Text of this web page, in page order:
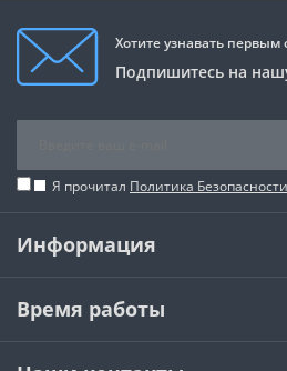
Хотите узнавать первым
Подпишитесь на
Я прочитал Политика Безопасности
Информация
Время работы